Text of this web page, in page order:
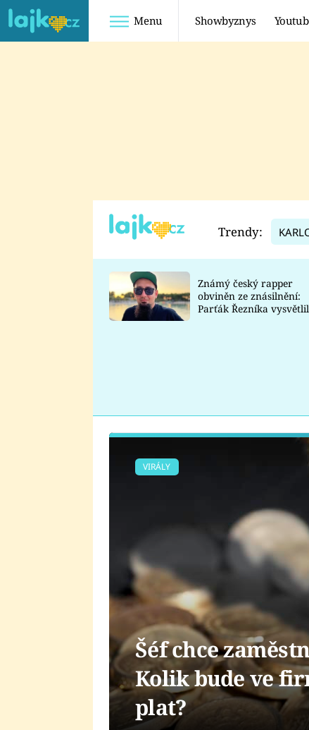
Menu Showbyznys
TADEÁŠ
DATEL
Trendy:
Známý český rapper
obviněn ze znásilnění:
Parťák Řezníka
VIRÁLY
Šéf chce
Kolik bude ve
plat?